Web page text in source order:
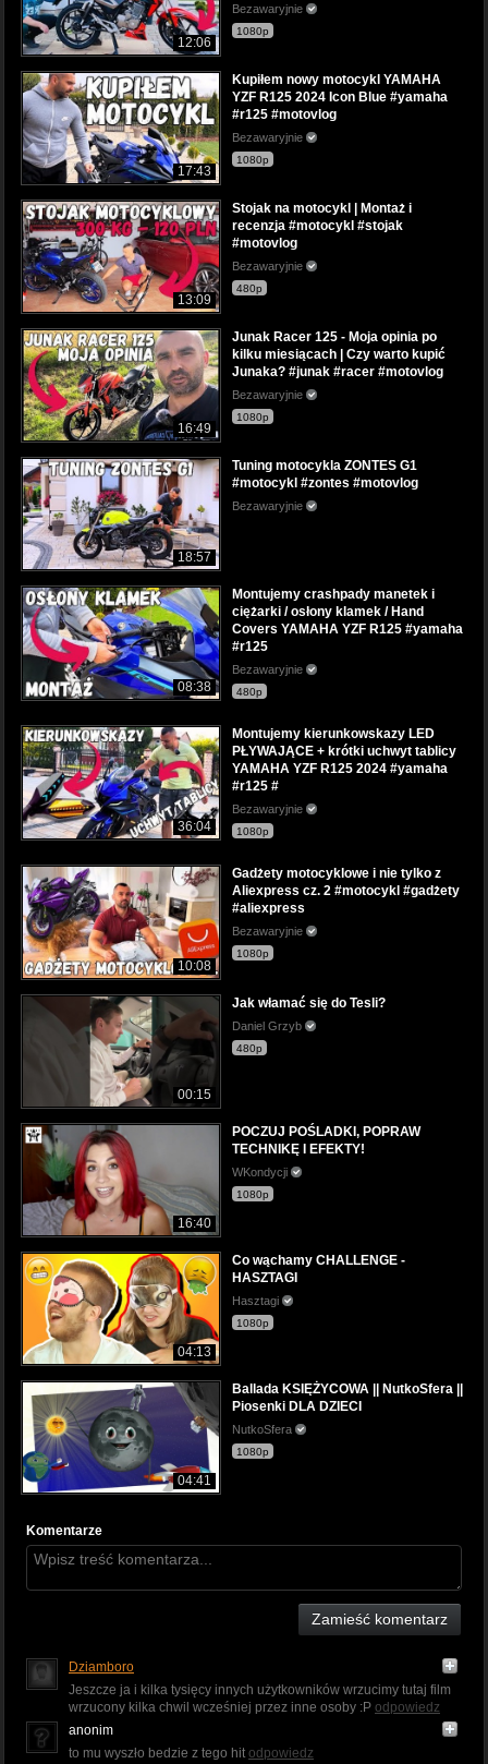
12:06
Bezawaryjnie
1080p
17:43
Kupiłem nowy motocykl YAMAHA
YZF R125 2024 Icon Blue #yamaha
#r125 #motovlog
Bezawaryjnie
1080p
13:09
Stojak na motocykl | Montaż i
recenzja #motocykl #stojak
#motovlog
Bezawaryjnie
480p
16:49
Junak Racer 125 - Moja opinia po
kilku miesiącach | Czy warto kupić
Junaka? #junak #racer #motovlog
Bezawaryjnie
1080p
18:57
Tuning motocykla ZONTES G1
#motocykl #zontes #motovlog
Bezawaryjnie
08:38
Montujemy crashpady manetek i
ciężarki / osłony klamek / Hand
Covers YAMAHA YZF R125 #yamaha
#r125
Bezawaryjnie
480p
36:04
Montujemy kierunkowskazy LED
PŁYWAJĄCE + krótki uchwyt tablicy
YAMAHA YZF R125 2024 #yamaha
#r125 #
Bezawaryjnie
1080p
10:08
Gadżety motocyklowe i nie tylko z
Aliexpress cz. 2 #motocykl #gadżety
#aliexpress
Bezawaryjnie
1080p
00:15
Jak włamać się do Tesli?
Daniel Grzyb
480p
16:40
POCZUJ POŚLADKI, POPRAW
TECHNIKĘ I EFEKTY!
WKondycji
1080p
04:13
Co wąchamy CHALLENGE -
HASZTAGI
Hasztagi
1080p
04:41
Ballada KSIĘŻYCOWA || NutkoSfera ||
Piosenki DLA DZIECI
NutkoSfera
1080p
Komentarze
Zamieść komentarz
Dziamboro
Jeszcze ja i kilka tysięcy innych użytkowników wrzucimy tutaj film
wrzucony kilka chwil wcześniej przez inne osoby :P odpowiedz
anonim
to mu wyszło bedzie z tego hit odpowiedz